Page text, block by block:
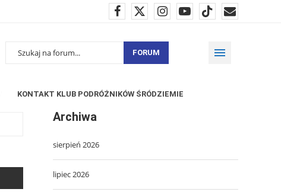
FORUM
KONTAKT KLUB PODRÓŻNIKÓW ŚRÓDZIEMIE
Archiwa
sierpień 2026
lipiec 2026